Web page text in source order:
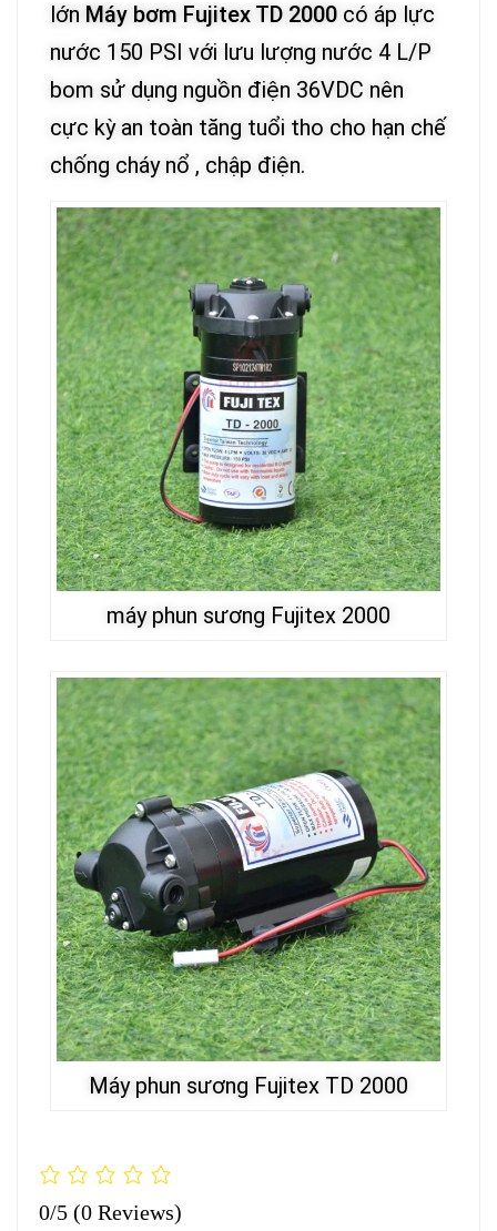
lớn Máy bơm Fujitex TD 2000 có áp lực
nước 150 PSI với lưu lượng nước 4 L/P
bom sử dụng nguồn điện 36VDC nên
cực kỳ an toàn tăng tuổi tho cho hạn chế
chống cháy nổ , chập điện.
máy phun sương Fujitex 2000
Máy phun sương Fujitex TD 2000
0/5 (0 Reviews)